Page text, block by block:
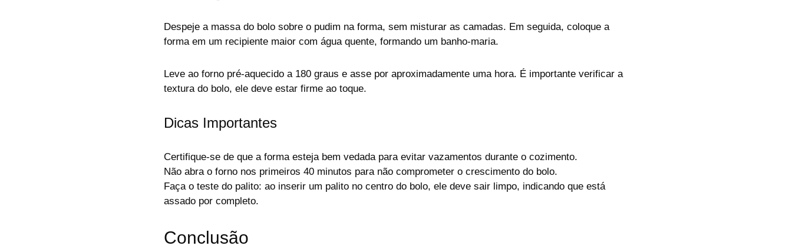
Despeje a massa do bolo sobre o pudim na forma, sem misturar as camadas. Em seguida, coloque a
forma em um recipiente maior com água quente, formando um banho-maria.
Leve ao forno pré-aquecido a 180 graus e asse por aproximadamente uma hora. É importante verificar a
textura do bolo, ele deve estar firme ao toque.
Dicas Importantes
Certifique-se de que a forma esteja bem vedada para evitar vazamentos durante o cozimento.
Não abra o forno nos primeiros 40 minutos para não comprometer o crescimento do bolo.
Faça o teste do palito: ao inserir um palito no centro do bolo, ele deve sair limpo, indicando que está
assado por completo.
Conclusão